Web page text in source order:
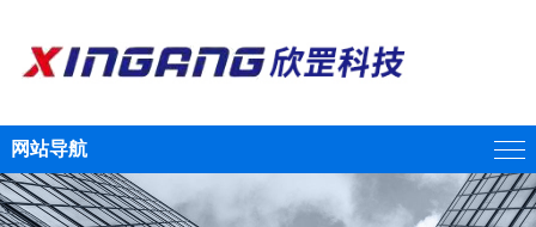
网站导航